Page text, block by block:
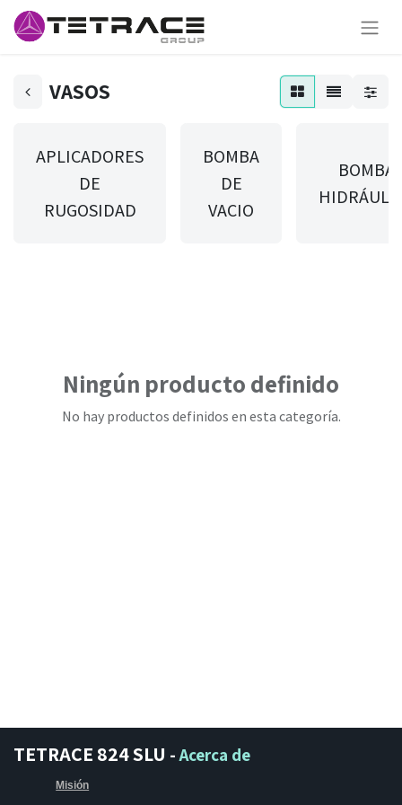
VASOS
APLICADORES
DE
RUGOSIDAD
BOMBA
DE
VACIO
BOMBA
Ningún producto definido
No hay productos definidos en esta categoría.
TETRACE 824 SLU -Acerca de
Misión